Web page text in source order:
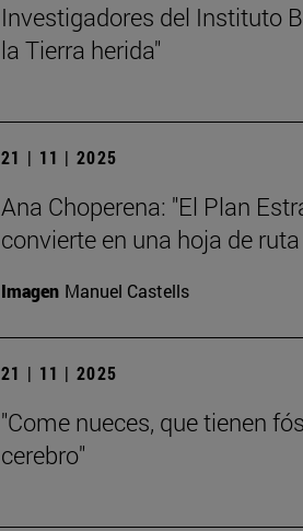
Investigadores del Instituto
la Tierra herida"
21 | 11 | 2025
Ana Choperena: "El Plan
convierte en una hoja de
Imagen Manuel Castells
21 | 11 | 2025
"Come nueces, que tienen
cerebro"